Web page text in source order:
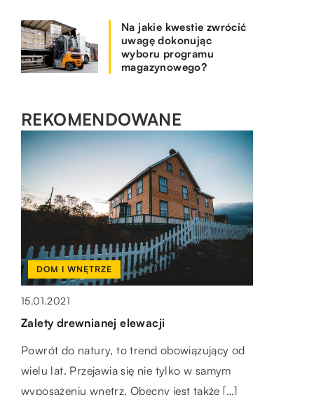
Na jakie kwestie zwrócić
uwagę dokonując
wyboru programu
magazynowego?
REKOMENDOWANE
HOBBY I RELAKS/WYPOCZYNEK
14.04.2019
Co zabrać na wyjazd wędkarski?
Doświadczonemu wędkarzowi przygotowanie
rzeczy niezbędnych podczas wędkarskiego
wyjazdu nie sprawia żadnego problemu. Wie
DOM I WNĘTRZE
15.01.2021
Zalety drewnianej elewacji
Powrót do natury, to trend obowiązujący od
wielu lat. Przejawia się nie tylko w samym
wyposażeniu wnętrz. Obecny jest także […]
SPOSÓB ŻYCIA I STYL
19.08.2020
Sposoby na przedłużenie paznokci
Dłonie stanowią wizytówkę każdej kobiety. To
na nie najczęściej zwracają uwagę inni
podczas pierwszego spotkania, dlatego tak